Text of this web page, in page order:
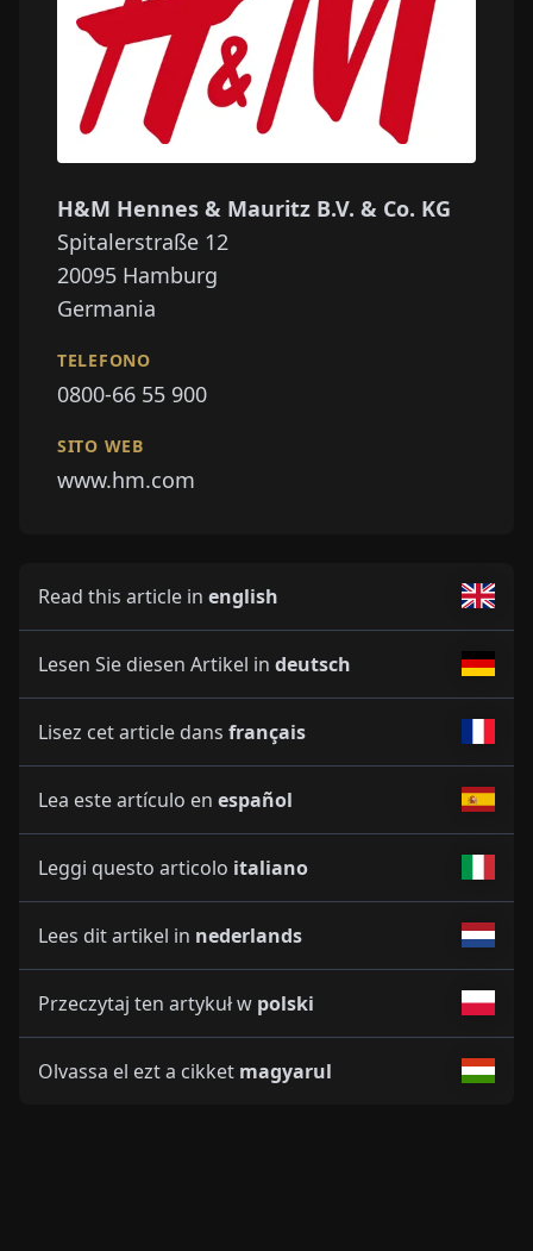
H&M Hennes & Mauritz B.V. & Co. KG
Spitalerstraße 12
20095 Hamburg
Germania
TELEFONO
0800-66 55 900
SITO WEB
www.hm.com
Read this article in english
Lesen Sie diesen Artikel in deutsch
Lisez cet article dans français
Lea este artículo en español
Leggi questo articolo italiano
Lees dit artikel in nederlands
Przeczytaj ten artykuł w polski
Olvassa el ezt a cikket magyarul